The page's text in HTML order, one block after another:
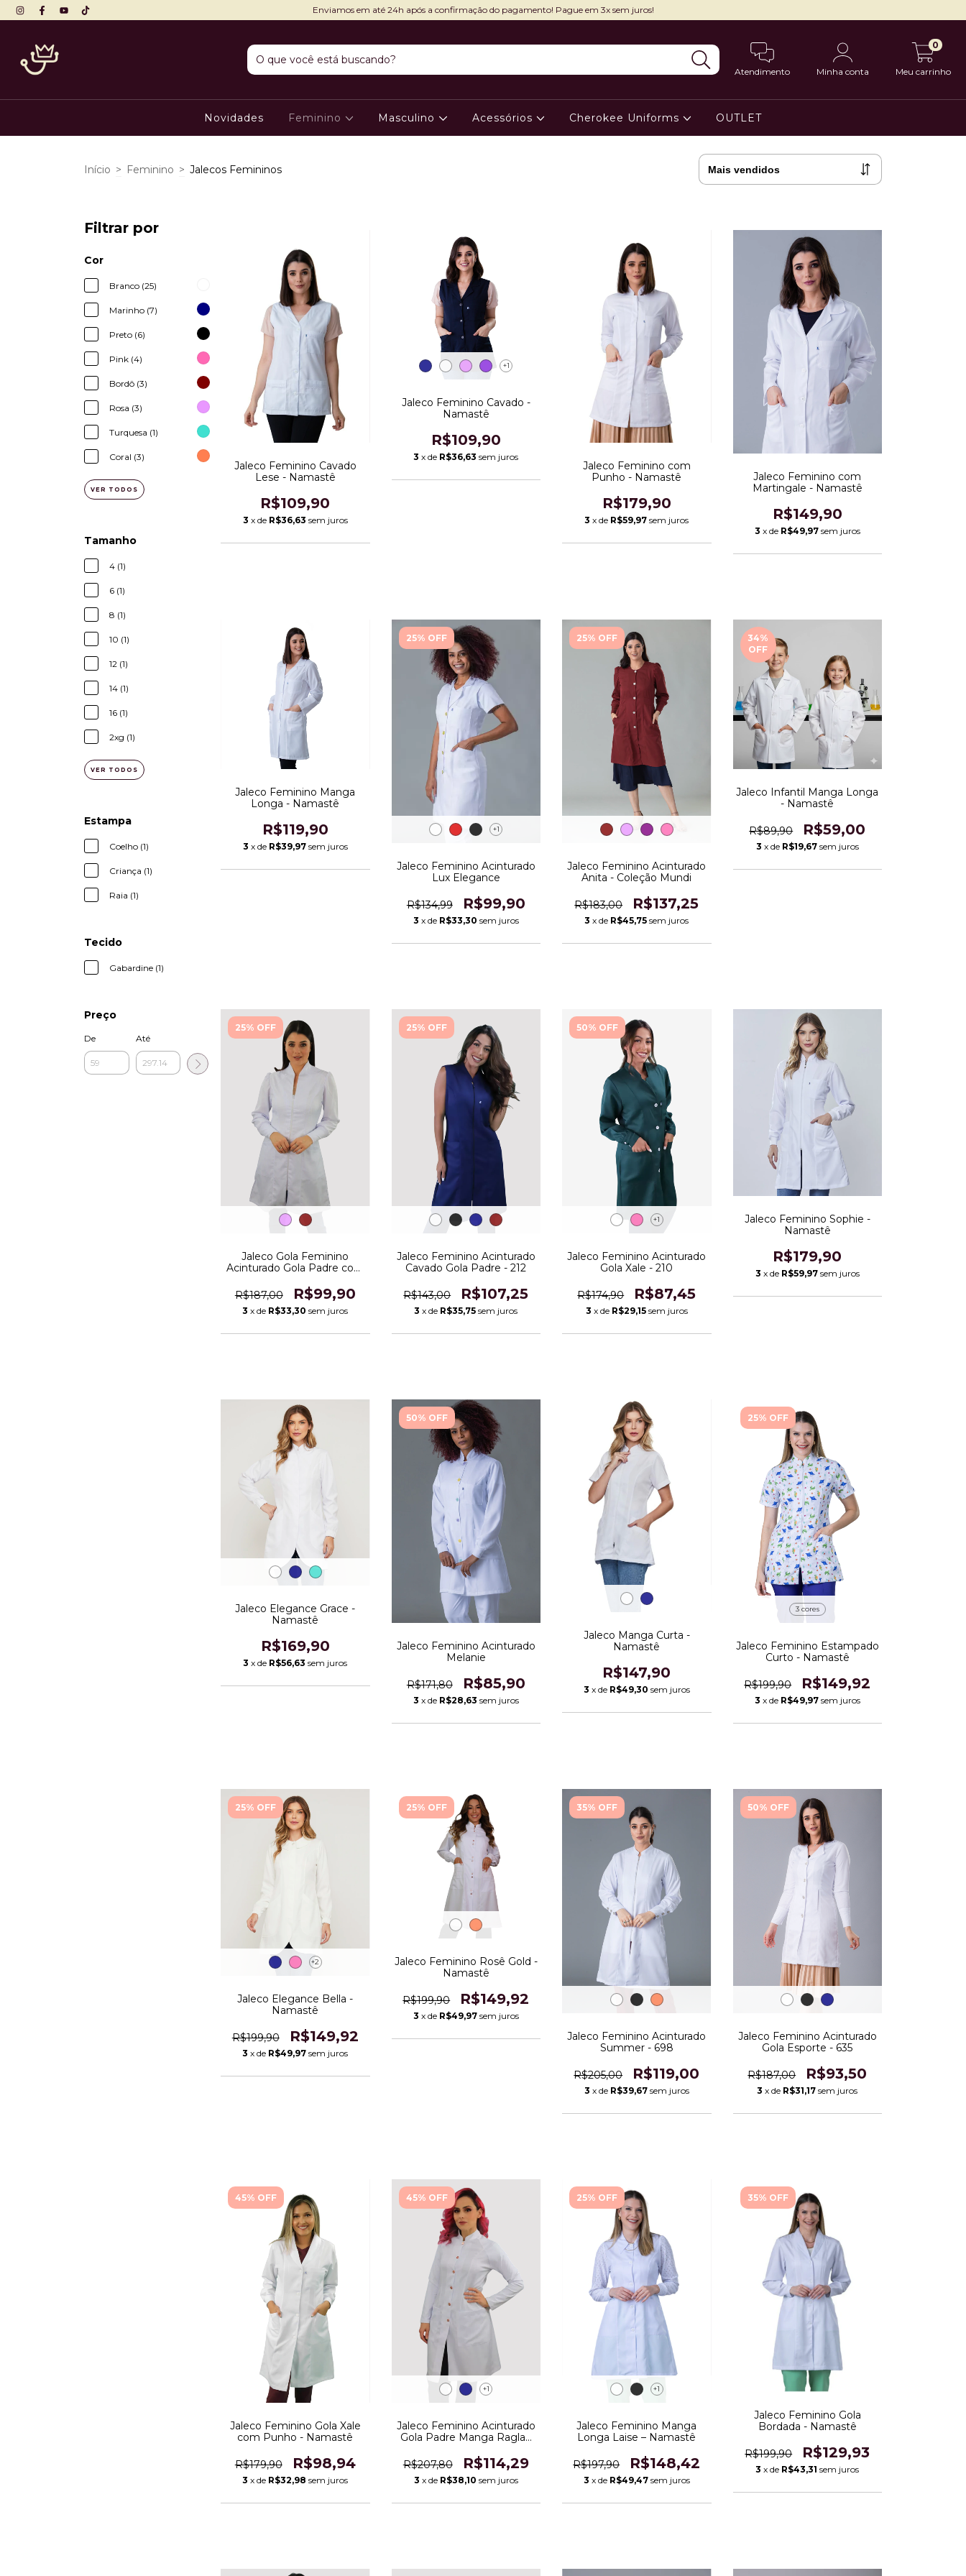
Enviamos em até 24h após a confirmação do pagamento! Pague em 3x sem juros!
Atendimento Minha conta Meu carrinho
0
Novidades Feminino Masculino Acessórios Cherokee Uniforms OUTLET
Início > Feminino > Jalecos Femininos
Filtrar por
Cor
Branco (25)
Marinho (7)
Preto (6)
Pink (4)
Bordô (3)
Rosa (3)
Turquesa (1)
Coral (3)
VER TODOS
Tamanho
4 (1)
6 (1)
8 (1)
10 (1)
12 (1)
14 (1)
16 (1)
2xg (1)
VER TODOS
Estampa
Coelho (1)
Criança (1)
Raia (1)
Tecido
Gabardine (1)
Preço
De Até
Jaleco Feminino Cavado
Lese - Namastê
R$109,90
3 x de R$36,63 sem juros
+1
Jaleco Feminino Cavado -
Namastê
R$109,90
3 x de R$36,63 sem juros
Jaleco Feminino com
Punho - Namastê
R$179,90
3 x de R$59,97 sem juros
Jaleco Feminino com
Martingale - Namastê
R$149,90
3 x de R$49,97 sem juros
Jaleco Feminino Manga
Longa - Namastê
R$119,90
3 x de R$39,97 sem juros
25% OFF
+1
Jaleco Feminino Acinturado
Lux Elegance
R$134,99 R$99,90
3 x de R$33,30 sem juros
25% OFF
Jaleco Feminino Acinturado
Anita - Coleção Mundi
R$183,00 R$137,25
3 x de R$45,75 sem juros
34%
OFF
Jaleco Infantil Manga Longa
- Namastê
R$89,90 R$59,00
3 x de R$19,67 sem juros
25% OFF
Jaleco Gola Feminino
Acinturado Gola Padre com
R$187,00
R$99,90
3 x de R$33,30 sem juros
25% OFF
Jaleco Feminino Acinturado
Cavado Gola Padre - 212
R$143,00 R$107,25
3 x de R$35,75 sem juros
50% OFF
+1
Jaleco Feminino Acinturado
Gola Xale - 210
R$174,90 R$87,45
3 x de R$29,15 sem juros
Jaleco Feminino Sophie -
Namastê
R$179,90
3 x de R$59,97 sem juros
Jaleco Elegance Grace -
Namastê
R$169,90
3 x de R$56,63 sem juros
50% OFF
Jaleco Feminino Acinturado
Melanie
R$171,80 R$85,90
3 x de R$28,63 sem juros
Jaleco Manga Curta -
Namastê
R$147,90
3 x de R$49,30 sem juros
25% OFF
3 cores
Jaleco Feminino Estampado
Curto - Namastê
R$199,90 R$149,92
3 x de R$49,97 sem juros
25% OFF
+2
Jaleco Elegance Bella -
Namastê
R$199,90 R$149,92
3 x de R$49,97 sem juros
25% OFF
Jaleco Feminino Rosê Gold -
Namastê
R$199,90 R$149,92
3 x de R$49,97 sem juros
35% OFF
Jaleco Feminino Acinturado
Summer - 698
R$205,00 R$119,00
3 x de R$39,67 sem juros
50% OFF
Jaleco Feminino Acinturado
Gola Esporte - 635
R$187,00 R$93,50
3 x de R$31,17 sem juros
45% OFF
Jaleco Feminino Gola Xale
com Punho - Namastê
R$179,90 R$98,94
3 x de R$32,98 sem juros
45% OFF
+1
Jaleco Feminino Acinturado
Gola Padre Manga Raglan
R$207,80
R$114,29
3 x de R$38,10 sem juros
25% OFF
+1
Jaleco Feminino Manga
Longa Laise – Namastê
R$197,90 R$148,42
3 x de R$49,47 sem juros
35% OFF
Jaleco Feminino Gola
Bordada - Namastê
R$199,90 R$129,93
3 x de R$43,31 sem juros